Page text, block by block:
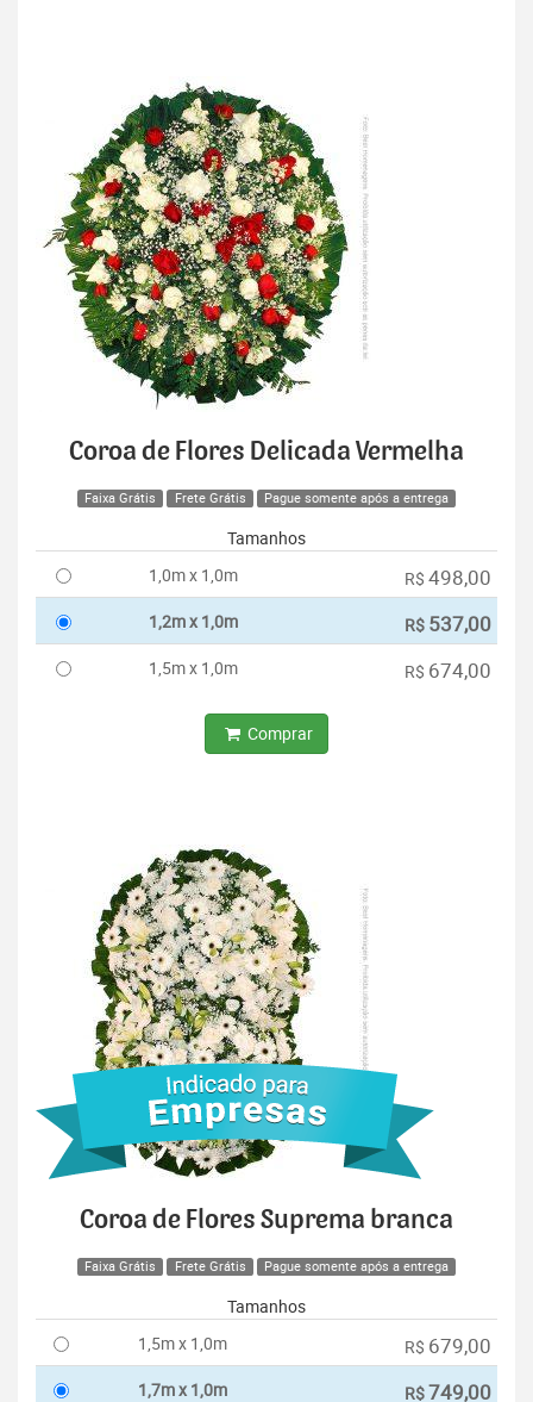
Coroa de Flores Delicada Vermelha
Faixa Grátis Frete Grátis Pague somente após a entrega
Tamanhos
1,0m x 1,0m
R$ 498,00
1,2m x 1,0m R$ 537,00
1,5m x 1,0m R$ 674,00
Comprar
Coroa de Flores Suprema branca
Faixa Grátis Frete Grátis Pague somente após a entrega
Tamanhos
1,5m x 1,0m
R$ 679,00
1,7m x 1,0m R$749,00